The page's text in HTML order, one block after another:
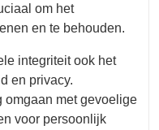
om het
en te behouden.
integriteit ook het
en privacy.
omgaan met gevoelige
voor persoonlijk